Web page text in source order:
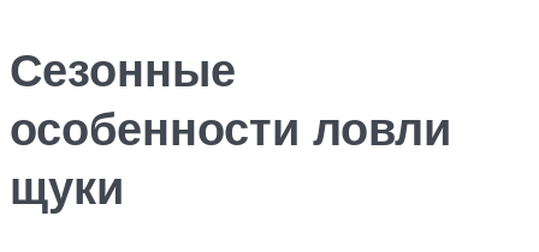
Сезонные
особенности ловли
щуки